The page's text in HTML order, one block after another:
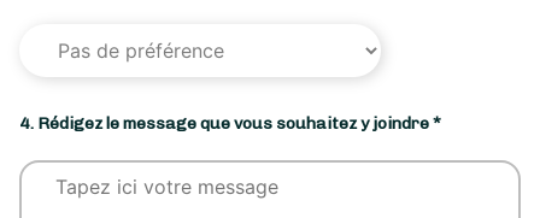
4. Rédigez le message que vous souhaitez y joindre *